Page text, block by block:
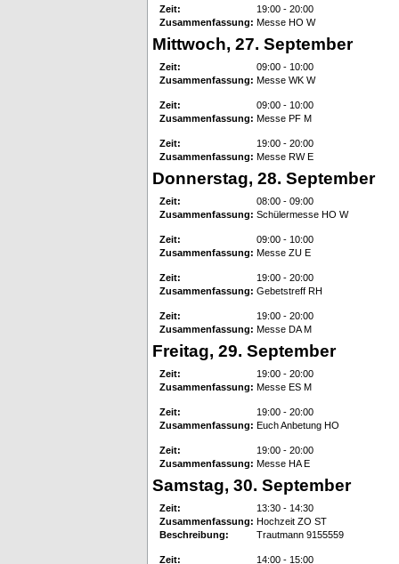
Zeit:
19:00 - 20:00
Zusammenfassung: Messe HO W
Mittwoch, 27. September
Zeit:
09:00 - 10:00
Zusammenfassung: Messe WK W
Zeit:
09:00 - 10:00
Zusammenfassung: Messe PF M
Zeit:
19:00 - 20:00
Zusammenfassung: Messe RW E
Donnerstag, 28. September
Zeit:
08:00 - 09:00
Zusammenfassung: Schülermesse HO W
Zeit:
09:00 - 10:00
Zusammenfassung: Messe ZU E
Zeit:
19:00 - 20:00
Zusammenfassung: Gebetstreff RH
Zeit:
19:00 - 20:00
Zusammenfassung: Messe DA M
Freitag, 29. September
Zeit:
19:00 - 20:00
Zusammenfassung: Messe ES M
Zeit:
19:00 - 20:00
Zusammenfassung: Euch Anbetung HO
Zeit:
19:00 - 20:00
Zusammenfassung: Messe HA E
Samstag, 30. September
Zeit:
13:30 - 14:30
Zusammenfassung: Hochzeit ZO ST
Beschreibung:
Trautmann 9155559
Zeit:
14:00 - 15:00